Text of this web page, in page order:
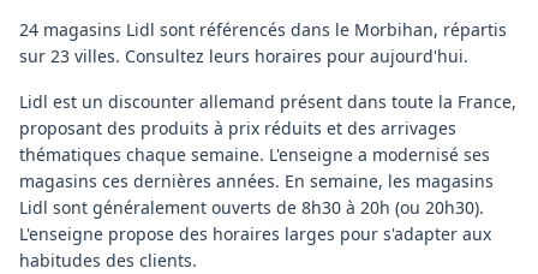
24 magasins Lidl sont référencés dans le Morbihan, répartis
sur 23 villes. Consultez leurs horaires pour aujourd'hui.
Lidl est un discounter allemand présent dans toute la France,
proposant des produits à prix réduits et des arrivages
thématiques chaque semaine. L'enseigne a modernisé ses
magasins ces dernières années. En semaine, les magasins
Lidl sont généralement ouverts de 8h30 à 20h (ou 20h30).
L'enseigne propose des horaires larges pour s'adapter aux
habitudes des clients.